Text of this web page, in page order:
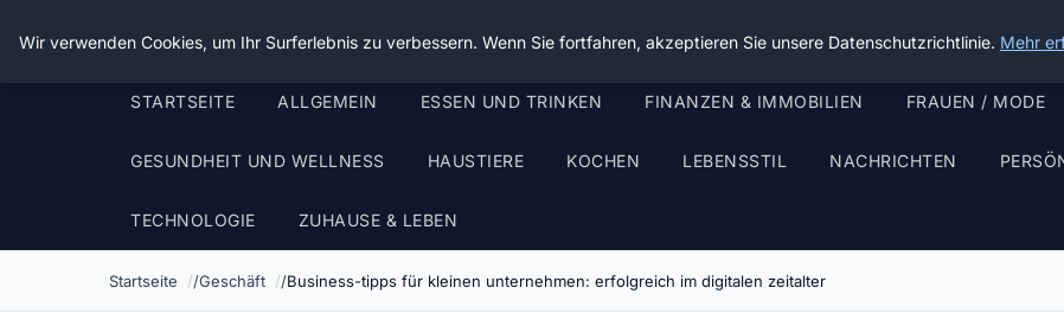
Die Schnitter
STARTSEITE ALLGEMEIN ESSEN UND TRINKEN FINANZEN & IMMOBILIEN FRAUEN / MODE
GESUNDHEIT UND WELLNESS HAUSTIERE KOCHEN LEBENSSTIL NACHRICHTEN
TECHNOLOGIE ZUHAUSE & LEBEN
Startseite Geschäft Business-tipps für kleinen unternehmen: erfolgreich im digitalen zeitalter
Wir verwenden Cookies, um Ihr Surferlebnis zu verbessern. Wenn Sie fortfahren, akzeptieren Sie unsere Datenschutzrichtlinie. Mehr